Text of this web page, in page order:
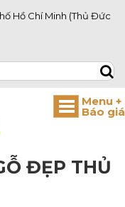
Hồ Chí Minh (Thủ Đức
ĐẸP THỦ